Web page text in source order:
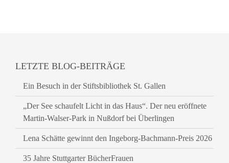
LETZTE BLOG-BEITRÄGE
Ein Besuch in der Stiftsbibliothek St. Gallen
„Der See schaufelt Licht in das Haus“. Der neu eröffnete
Martin-Walser-Park in Nußdorf bei Überlingen
Lena Schätte gewinnt den Ingeborg-Bachmann-Preis 2026
35 Jahre Stuttgarter BücherFrauen